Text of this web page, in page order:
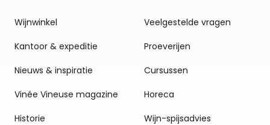
Wijnwinkel
Kantoor & expeditie
Nieuws & inspiratie
Vinée Vineuse magazine
Historie
Veelgestelde vragen
Proeverijen
Cursussen
Horeca
Wijn-spijsadvies